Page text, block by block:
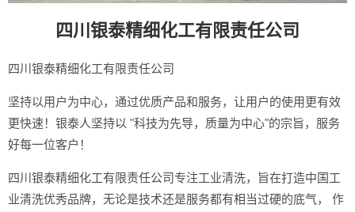
四川银泰精细化工有限责任公司
四川银泰精细化工有限责任公司
坚持以用户为中心，通过优质产品和服务，让用户的使用更有效
更快速！银泰人坚持以 "科技为先导，质量为中心"的宗旨，服务
好每一位客户！
四川银泰精细化工有限责任公司专注工业清洗，旨在打造中国工
业清洗优秀品牌，无论是技术还是服务都有相当过硬的底气， 作